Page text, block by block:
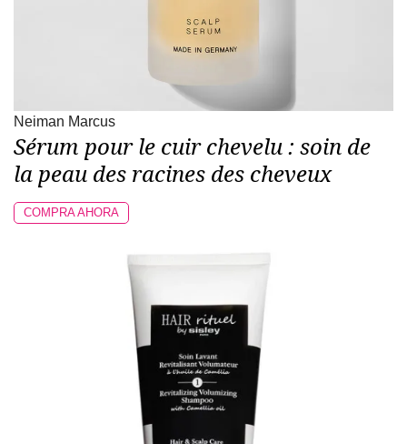
Neiman Marcus
Sérum pour le cuir chevelu : soin de
la peau des racines des cheveux
COMPRA AHORA